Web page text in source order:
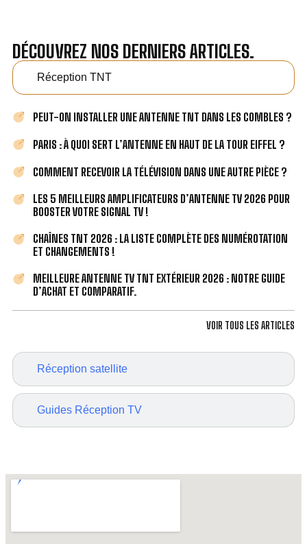
DÉCOUVREZ NOS DERNIERS ARTICLES.
Réception TNT
Réception satellite
Guides Réception TV
PEUT-ON INSTALLER UNE ANTENNE TNT DANS LES COMBLES ?
PARIS : À QUOI SERT L’ANTENNE EN HAUT DE LA TOUR EIFFEL ?
COMMENT RECEVOIR LA TÉLÉVISION DANS UNE AUTRE PIÈCE ?
LES 5 MEILLEURS AMPLIFICATEURS D’ANTENNE TV 2026 POUR
BOOSTER VOTRE SIGNAL TV !
CHAÎNES TNT 2026 : LA LISTE COMPLÈTE DES NUMÉROTATION
ET CHANGEMENTS !
MEILLEURE ANTENNE TV TNT EXTÉRIEUR 2026 : NOTRE GUIDE
D’ACHAT ET COMPARATIF.
VOIR TOUS LES ARTICLES